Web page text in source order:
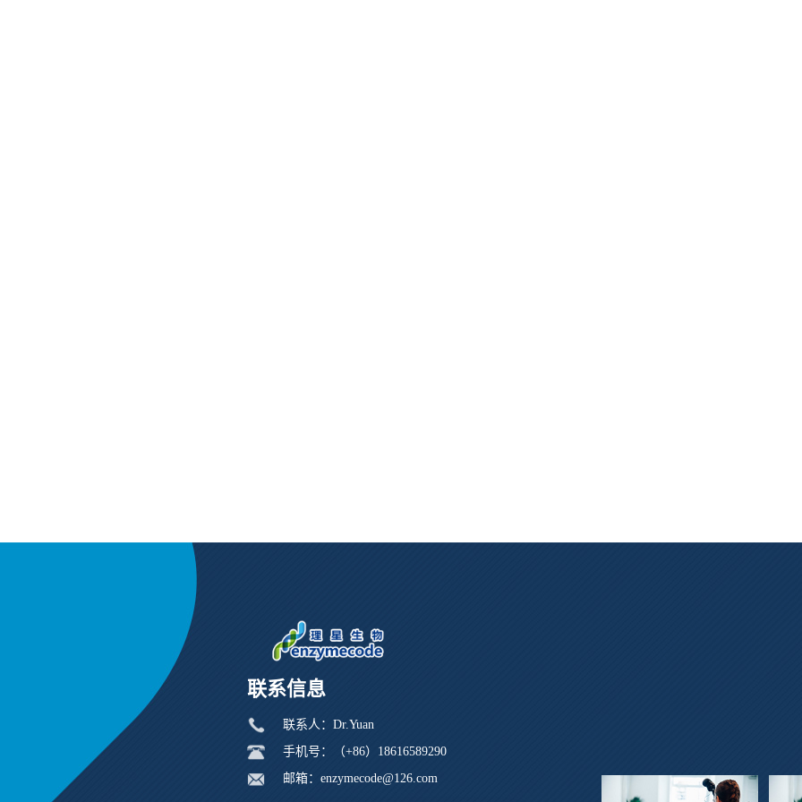
联系信息
联系人：Dr.Yuan
手机号：（+86）18616589290
邮箱：enzymecode@126.com